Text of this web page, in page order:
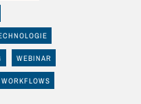
WEBINAR
WORKFLOWS